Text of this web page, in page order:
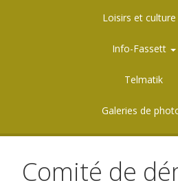
Loisirs et culture
Info-Fassett
Telmatik
Galeries de
Comité de